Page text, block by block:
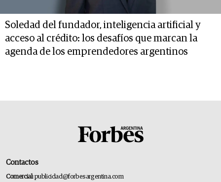
Soledad del fundador, inteligencia artificial y
acceso al crédito: los desafíos que marcan la
agenda de los emprendedores argentinos
Contactos
Comercial:publicidad@forbesargentina.com